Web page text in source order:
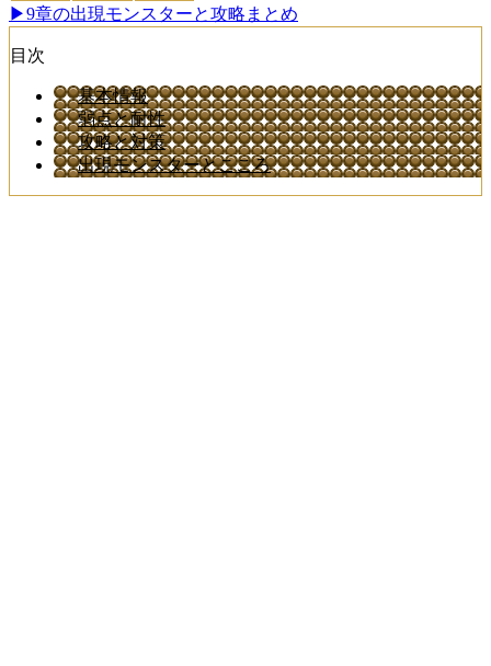
▶9章の出現モンスターと攻略まとめ
目次
基本情報
弱点と耐性
攻略と対策
出現モンスターとこころ